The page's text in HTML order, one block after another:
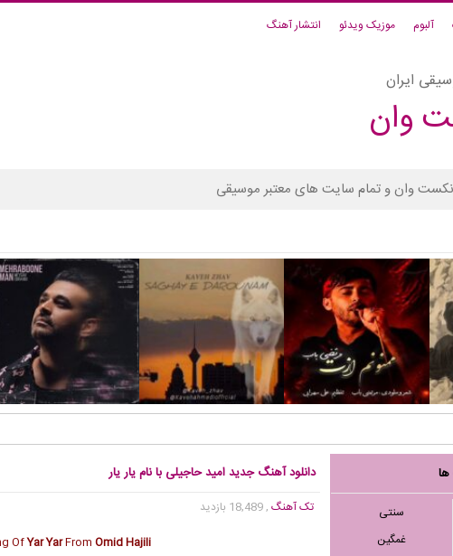
آلبوم موزیک ویدئو انتشار آهنگ
ایران
وان
وان و تمام سایت های معتبر موسیقی
سنتی
غمگین
دانلود آهنگ جدید امید حاجیلی با نام یار یار
تک آهنگ, 18,489 بازدید
OfYar YarFrom Omid Hajili